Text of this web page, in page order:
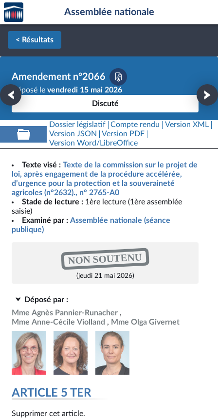
Aller au contenu
Aller en bas de la page
Accèder
à la
page
d'accueil
Assemblée nationale
< Résultats
Amendement n°2066
Déposé le vendredi 15 mai 2026
Discuté
Dossier législatif Compte rendu
Version XML
Version JSON
Version PDF
Version Word/LibreOffice
Texte visé : Texte de la commission sur le projet de
loi, après engagement de la procédure accélérée,
d’urgence pour la protection et la souveraineté
agricoles (n°2632)., n° 2765-A0
Stade de lecture : 1ère lecture (1ère assemblée
saisie)
Examiné par : Assemblée nationale (séance
publique)
NON SOUTENU
(jeudi 21 mai 2026)
Déposé par :
Mme Agnès Pannier-Runacher
Mme Anne-Cécile Violland
Mme Olga Givernet
ARTICLE 5 TER
Supprimer cet article.